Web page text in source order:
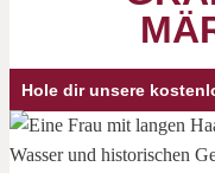
Hole dir unsere